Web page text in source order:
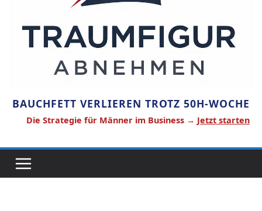
BAUCHFETT VERLIEREN TROTZ 50H-WOCHE
Die Strategie für Männer im Business → Jetzt starten